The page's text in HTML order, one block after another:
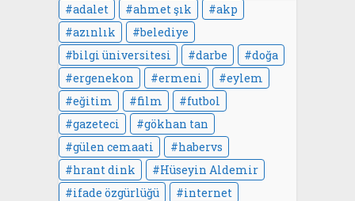
adalet ahmet şık
akp
azınlık
belediye
bilgi üniversitesi
darbe
doğa
ergenekon
ermeni
eylem
eğitim
film
futbol
gazeteci
gökhan tan
gülen cemaati
habervs
hrant dink
Hüseyin Aldemir
ifade özgürlüğü
internet